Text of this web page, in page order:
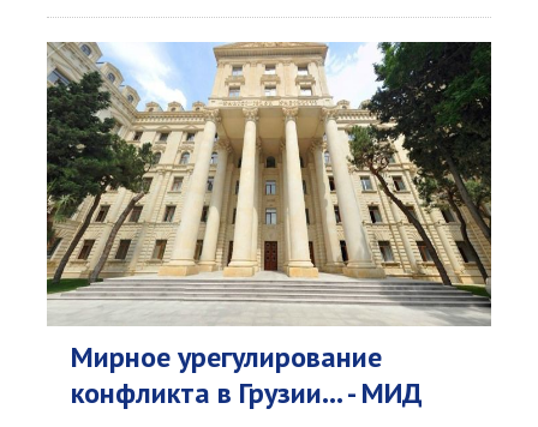
Мирное урегулирование
конфликта в Грузии... - МИД